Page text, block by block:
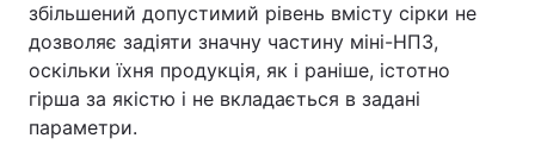
збільшений допустимий рівень вмісту сірки не
дозволяє задіяти значну частину міні-НПЗ,
оскільки їхня продукція, як і раніше, істотно
гірша за якістю і не вкладається в задані
параметри.